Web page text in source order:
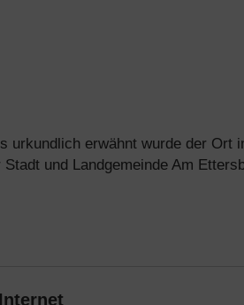
urkundlich erwähnt wurde der Ort
und Landgemeinde Am